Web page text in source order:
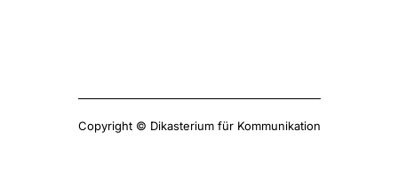
Copyright © Dikasterium für Kommunikation